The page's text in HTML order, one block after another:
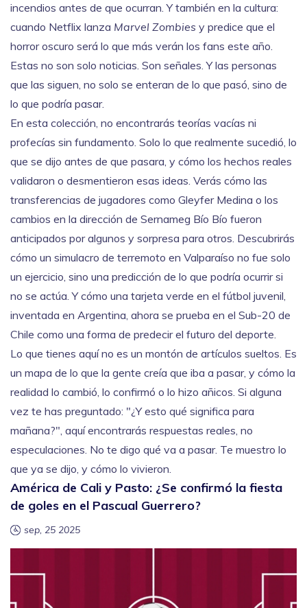
incendios antes de que ocurran. Y también en la cultura:
cuando Netflix lanza Marvel Zombies y predice que el
horror oscuro será lo que más verán los fans este año.
Estas no son solo noticias. Son señales. Y las personas
que las siguen, no solo se enteran de lo que pasó, sino de
lo que podría pasar.
En esta colección, no encontrarás teorías vacías ni
profecías sin fundamento. Solo lo que realmente sucedió, lo
que se dijo antes de que pasara, y cómo los hechos reales
validaron o desmentieron esas ideas. Verás cómo las
transferencias de jugadores como Gleyfer Medina o los
cambios en la dirección de Sernameg Bío Bío fueron
anticipados por algunos y sorpresa para otros. Descubrirás
cómo un simulacro de terremoto en Valparaíso no fue solo
un ejercicio, sino una predicción de lo que podría ocurrir si
no se actúa. Y cómo una tarjeta verde en el fútbol juvenil,
inventada en Argentina, ahora se prueba en el Sub-20 de
Chile como una forma de predecir el futuro del deporte.
Lo que tienes aquí no es un montón de artículos sueltos. Es
un mapa de lo que la gente creía que iba a pasar, y cómo la
realidad lo cambió, lo confirmó o lo hizo añicos. Si alguna
vez te has preguntado: "¿Y esto qué significa para
mañana?", aquí encontrarás respuestas reales, no
especulaciones. No te digo qué va a pasar. Te muestro lo
que ya se dijo, y cómo lo vivieron.
América de Cali y Pasto: ¿Se confirmó la fiesta
de goles en el Pascual Guerrero?
sep, 25 2025